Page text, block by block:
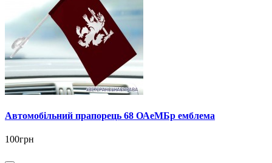
Автомобільний прапорець 68 ОАеМБр емблема
100грн